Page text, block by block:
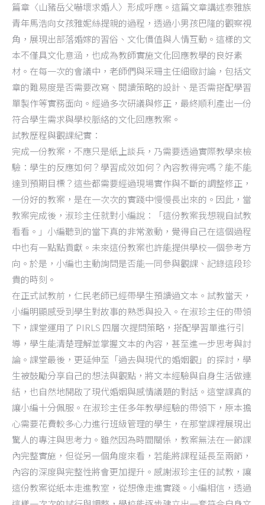
篇章〈山豬岳父嚇壞求婚人〉形成呼應。這篇文章講述泰雅族
青年馬浩向女孩雅妮絲提親的過程，透過小男孩巴隆的觀察視
角，展現出部落婚嫁的習俗、文化價值與人情互動。這樣的文
本不僅具文化意涵，也成為教師實施文化回應教學的良好素
材。在每一次的會議中，老師們與采珊主任細緻討論，包括文
章的難易度是否需要改寫、閱讀策略的設計、是否需搭配學習
單製作等實務面向。經過多次研議與修正，最終順利產出一份
符合學生需求與學校脈絡的文化回應教案。
試教歷程與觀課紀實：
完成一份教案，不應只是紙上談兵，乃需要透過實際教學來檢
驗：學生的反應如何？學習成效如何？內容教得完嗎？能不能
達到預期目標？這些都需要經過現場實作與不斷的調整修正，
一份好的教案，是在一次次的實踐中慢慢長出來的。因此，當
教案完成後，淑珍主任就對小編說：「這份教案我想親自試教
看看。」小編聽到的當下真的非常激動，覺得自己在這個過程
中也有一點點貢獻。未來這份教案也許能提供學校一個參考方
向。於是，小編也主動詢問是否能一同參與觀課、記錄這段珍
貴的時刻。
在正式試教前，仁民老師已經帶學生預讀過文本。試教當天，
小編明顯感受到學生對故事的熟悉與投入。在淑珍主任的帶領
下，課堂運用了 PIRLS 四層次提問策略，搭配學習單進行引
導，學生能清楚理解並掌握文本的內容，甚至進一步思考與討
論。課堂最後，更延伸至「過去與現代的婚姻觀」的探討，學
生被鼓勵分享自己的想法與觀點，將文本經驗與自身生活做連
結，也自然地開啟了現代婚姻與感情議題的對話。這堂課真的
讓小編十分佩服。在淑珍主任多年教學經驗的帶領下，原本擔
心需要花費較多心力進行班級管理的學生，在那堂課裡展現出
驚人的專注與思考力。雖然因為時間關係，教案無法在一節課
內完整實施，但從另一個角度來看，若能將課程延長至兩節，
內容的深度與完整性將會更加提升。感謝淑珍主任的試教，讓
這份教案從紙本走進教室，從想像走進實踐。小編相信，透過